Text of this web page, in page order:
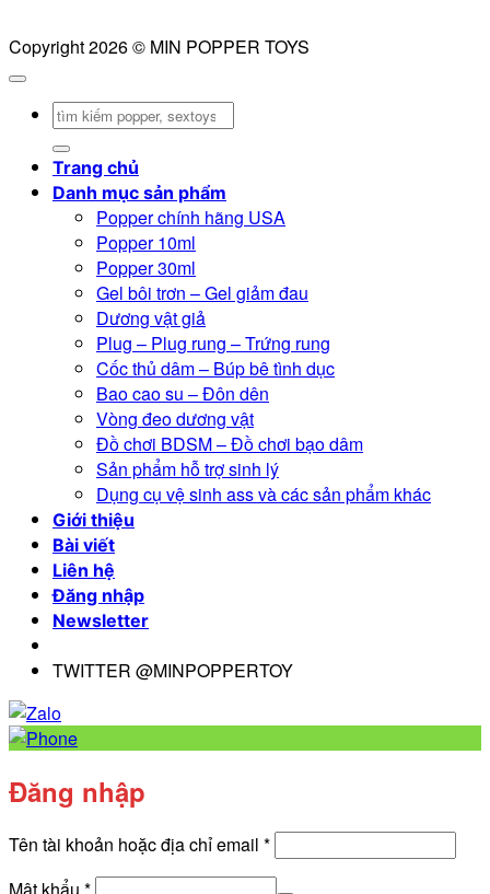
Copyright 2026 © MIN POPPER TOYS
Tìm
Trang chủ
Danh mục sản phẩm
Popper chính hãng USA
Popper 10ml
Popper 30ml
Gel bôi trơn – Gel giảm đau
Dương vật giả
Plug – Plug rung – Trứng rung
Cốc thủ dâm – Búp bê tình dục
Bao cao su – Đôn dên
Vòng đeo dương vật
Đồ chơi BDSM – Đồ chơi bạo dâm
Sản phẩm hỗ trợ sinh lý
Dụng cụ vệ sinh ass và các sản phẩm khác
Giới thiệu
Bài viết
Liên hệ
Đăng nhập
Newsletter
TWITTER @MINPOPPERTOY
Đăng nhập
Tên tài khoản hoặc địa chỉ email *Bắt
Mật khẩu *Bắt